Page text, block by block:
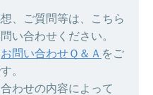
、ご質問等は、こちら
い合わせください。
お問い合わせＱ＆Ａ をご
。
わせの内容によって